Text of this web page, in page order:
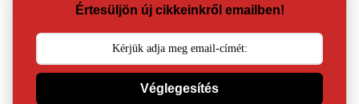
Értesüljön új cikkeinkről emailben!
Véglegesítés